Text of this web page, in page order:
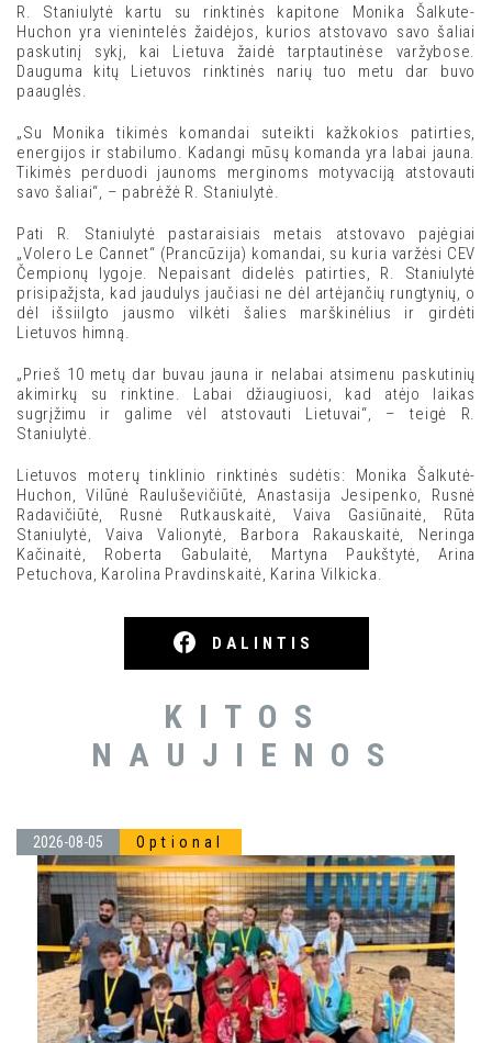
R. Staniulytė kartu su rinktinės kapitone Monika Šalkute-
Huchon yra vienintelės žaidėjos, kurios atstovavo savo šaliai
paskutinį sykį, kai Lietuva žaidė tarptautinėse varžybose.
Dauguma kitų Lietuvos rinktinės narių tuo metu dar buvo
paauglės.
„Su Monika tikimės komandai suteikti kažkokios patirties,
energijos ir stabilumo. Kadangi mūsų komanda yra labai jauna.
Tikimės perduodi jaunoms merginoms motyvaciją atstovauti
savo šaliai“, – pabrėžė R. Staniulytė.
Pati R. Staniulytė pastaraisiais metais atstovavo pajėgiai
„Volero Le Cannet“ (Prancūzija) komandai, su kuria varžėsi CEV
Čempionų lygoje. Nepaisant didelės patirties, R. Staniulytė
prisipažįsta, kad jaudulys jaučiasi ne dėl artėjančių rungtynių, o
dėl išsiilgto jausmo vilkėti šalies marškinėlius ir girdėti
Lietuvos himną.
„Prieš 10 metų dar buvau jauna ir nelabai atsimenu paskutinių
akimirkų su rinktine. Labai džiaugiuosi, kad atėjo laikas
sugrįžimu ir galime vėl atstovauti Lietuvai“, – teigė R.
Staniulytė.
Lietuvos moterų tinklinio rinktinės sudėtis: Monika Šalkutė-
Huchon, Vilūnė Rauluševičiūtė, Anastasija Jesipenko, Rusnė
Radavičiūtė, Rusnė Rutkauskaitė, Vaiva Gasiūnaitė, Rūta
Staniulytė, Vaiva Valionytė, Barbora Rakauskaitė, Neringa
Kačinaitė, Roberta Gabulaitė, Martyna Paukštytė, Arina
Petuchova, Karolina Pravdinskaitė, Karina Vilkicka.
DALINTIS
KITOS
NAUJIENOS
2026-08-05 Optional